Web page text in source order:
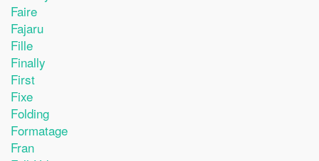
Faire
Fajaru
Fille
Finally
First
Fixe
Folding
Formatage
Fran